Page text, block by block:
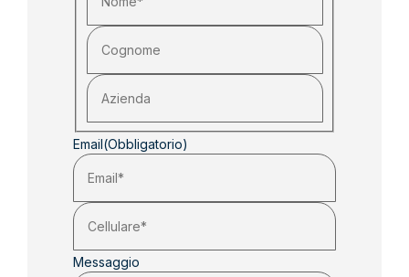
Email(Obbligatorio)
Messaggio